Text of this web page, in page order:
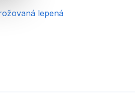
lepená